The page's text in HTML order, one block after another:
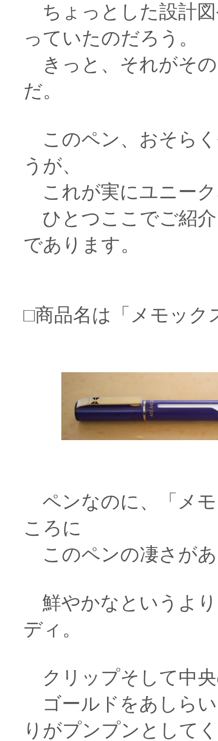
ちょっとした設計
っていたのだろう。
きっと、それがそ
だ。
このペン、おそら
うが、
これが実にユニー
ひとつここでご紹
であります。
□商品名は「メモック
ペンなのに、「メ
ころに
このペンの凄さが
鮮やかなというよ
ディ。
クリップそして中
ゴールドをあしら
りがプンプンとして